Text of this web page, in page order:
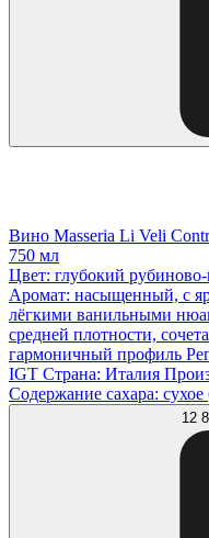
Вино Masseria Li Veli
750 мл
Цвет: глубокий
Аромат: насыщенный, с
лёгкими ванильными
средней плотности,
гармоничный профиль
IGT Страна: Италия
Содержание сахара: сухое
12